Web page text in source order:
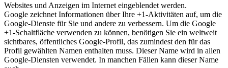
Websites und Anzeigen im Internet eingeblendet werden.
Google zeichnet Informationen über Ihre +1-Aktivitäten auf, um die
Google-Dienste für Sie und andere zu verbessern. Um die Google
+1-Schaltfläche verwenden zu können, benötigen Sie ein weltweit
sichtbares, öffentliches Google-Profil, das zumindest den für das
Profil gewählten Namen enthalten muss. Dieser Name wird in allen
Google-Diensten verwendet. In manchen Fällen kann dieser Name